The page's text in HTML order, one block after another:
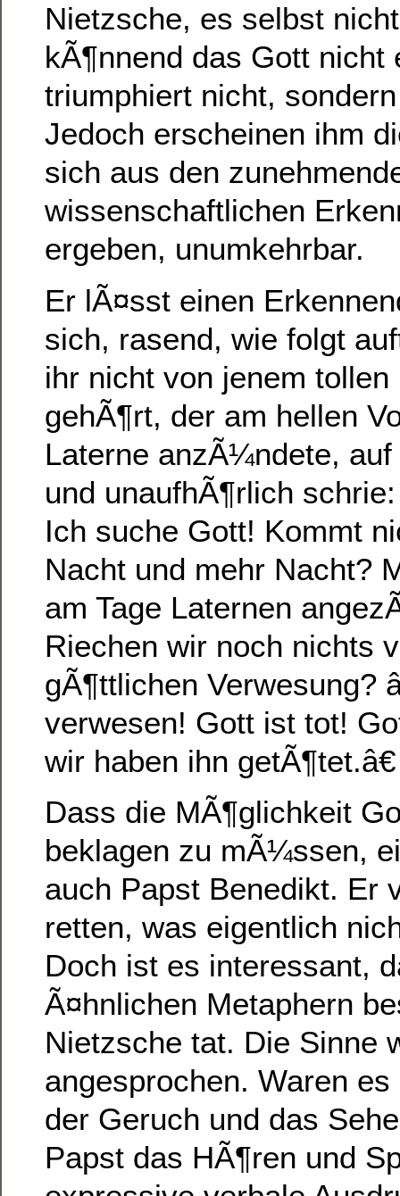
Nietzsche, es selbst
kÃ¶nnend das Gott nicht
triumphiert nicht,
Jedoch erscheinen ihm
sich aus den
wissenschaftlichen
ergeben, unumkehrbar.
Er lÃ¤sst einen
sich, rasend, wie folgt
ihr nicht von jenem tollen
gehÃ¶rt, der am hellen
Laterne anzÃ¼ndete,
und unaufhÃ¶rlich
Ich suche Gott! Kommt
Nacht und mehr Nacht?
am Tage Laternen
Riechen wir noch nichts
gÃ¶ttlichen Verwesung?
verwesen! Gott ist tot!
wir haben ihn getÃ¶tet.â€
Dass die MÃ¶glichkeit
beklagen zu mÃ¼ssen,
auch Papst Benedikt. Er
retten, was eigentlich
Doch ist es interessant,
Ã¤hnlichen Metaphern
Nietzsche tat. Die Sinne
angesprochen. Waren
der Geruch und das
Papst das HÃ¶ren und